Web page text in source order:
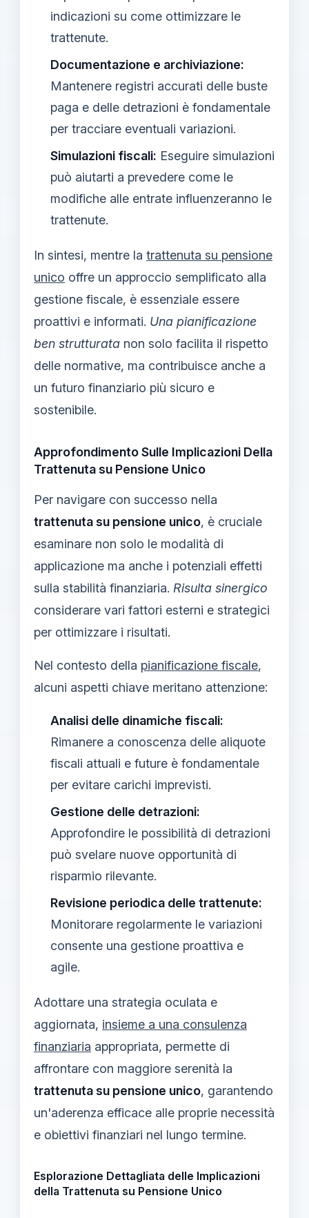
indicazioni su come ottimizzare le
trattenute.
Documentazione e archiviazione:
Mantenere registri accurati delle buste
paga e delle detrazioni è fondamentale
per tracciare eventuali variazioni.
Simulazioni fiscali: Eseguire simulazioni
può aiutarti a prevedere come le
modifiche alle entrate influenzeranno le
trattenute.
In sintesi, mentre la trattenuta su pensione
unico offre un approccio semplificato alla
gestione fiscale, è essenziale essere
proattivi e informati. Una pianificazione
ben strutturata non solo facilita il rispetto
delle normative, ma contribuisce anche a
un futuro finanziario più sicuro e
sostenibile.
Approfondimento Sulle Implicazioni Della
Trattenuta su Pensione Unico
Per navigare con successo nella
trattenuta su pensione unico, è cruciale
esaminare non solo le modalità di
applicazione ma anche i potenziali effetti
sulla stabilità finanziaria. Risulta sinergico
considerare vari fattori esterni e strategici
per ottimizzare i risultati.
Nel contesto della pianificazione fiscale,
alcuni aspetti chiave meritano attenzione:
Analisi delle dinamiche fiscali:
Rimanere a conoscenza delle aliquote
fiscali attuali e future è fondamentale
per evitare carichi imprevisti.
Gestione delle detrazioni:
Approfondire le possibilità di detrazioni
può svelare nuove opportunità di
risparmio rilevante.
Revisione periodica delle trattenute:
Monitorare regolarmente le variazioni
consente una gestione proattiva e
agile.
Adottare una strategia oculata e
aggiornata, insieme a una consulenza
finanziaria appropriata, permette di
affrontare con maggiore serenità la
trattenuta su pensione unico, garantendo
un'aderenza efficace alle proprie necessità
e obiettivi finanziari nel lungo termine.
Esplorazione Dettagliata delle Implicazioni
della Trattenuta su Pensione Unico